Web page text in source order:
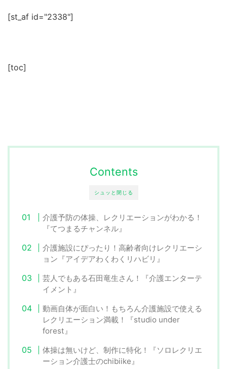
[st_af id="2338"]
[toc]
シュッと閉じる
Contents
介護予防の体操、レクリエーションがわかる！
『てつまるチャンネル』
介護施設にぴったり！高齢者向けレクリエーシ
ョン『アイデアわくわくリハビリ』
芸人でもある石田竜生さん！『介護エンターテ
イメント』
動画自体が面白い！もちろん介護施設で使える
レクリエーション満載！『studio under
forest』
体操は無いけど、制作に特化！『ソロレクリエ
ーション介護士のchibiike』